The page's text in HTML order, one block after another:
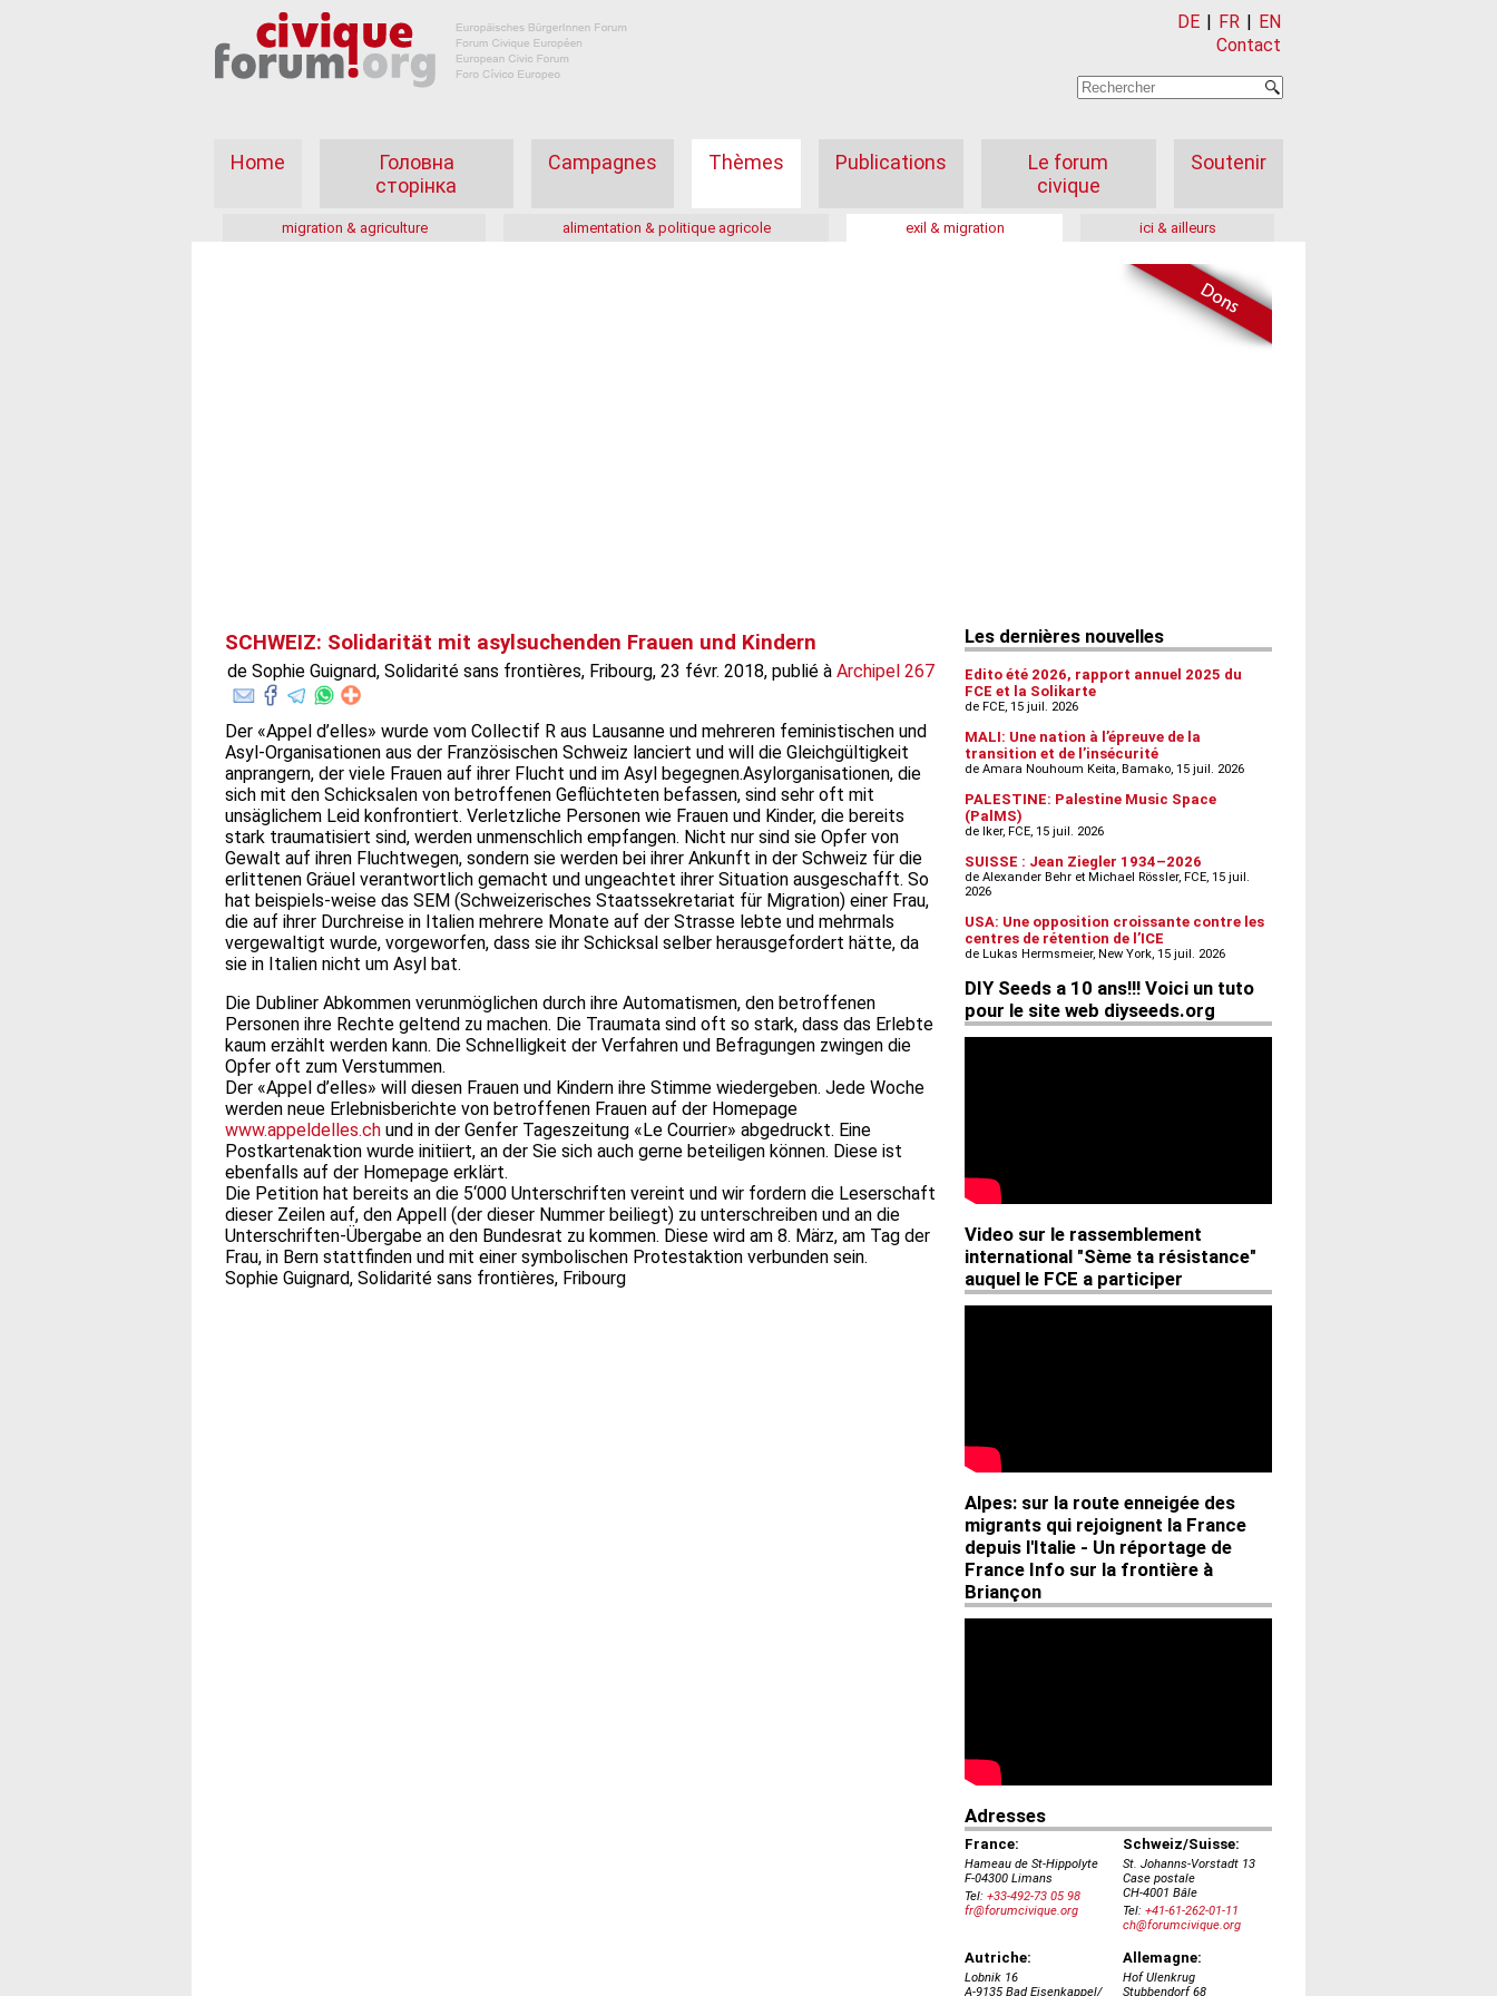
DE | FR | EN
Contact
Home
Головна
сторінка
Campagnes Thèmes Publications
Le forum
civique
Soutenir
migration & agriculture alimentation & politique agricole exil & migration ici & ailleurs
SCHWEIZ: Solidarität mit asylsuchenden Frauen und Kindern
de Sophie Guignard, Solidarité sans frontières, Fribourg, 23 févr. 2018, publié à Archipel 267
Der «Appel d’elles» wurde vom Collectif R aus Lausanne und mehreren feministischen und
Asyl-Organisationen aus der Französischen Schweiz lanciert und will die Gleichgültigkeit
anprangern, der viele Frauen auf ihrer Flucht und im Asyl begegnen.Asylorganisationen, die
sich mit den Schicksalen von betroffenen Geflüchteten befassen, sind sehr oft mit
unsäglichem Leid konfrontiert. Verletzliche Personen wie Frauen und Kinder, die bereits
stark traumatisiert sind, werden unmenschlich empfangen. Nicht nur sind sie Opfer von
Gewalt auf ihren Fluchtwegen, sondern sie werden bei ihrer Ankunft in der Schweiz für die
erlittenen Gräuel verantwortlich gemacht und ungeachtet ihrer Situation ausgeschafft. So
hat beispiels-weise das SEM (Schweizerisches Staatssekretariat für Migration) einer Frau,
die auf ihrer Durchreise in Italien mehrere Monate auf der Strasse lebte und mehrmals
vergewaltigt wurde, vorgeworfen, dass sie ihr Schicksal selber herausgefordert hätte, da
sie in Italien nicht um Asyl bat.
Die Dubliner Abkommen verunmöglichen durch ihre Automatismen, den betroffenen
Personen ihre Rechte geltend zu machen. Die Traumata sind oft so stark, dass das Erlebte
kaum erzählt werden kann. Die Schnelligkeit der Verfahren und Befragungen zwingen die
Opfer oft zum Verstummen.
Der «Appel d’elles» will diesen Frauen und Kindern ihre Stimme wiedergeben. Jede Woche
werden neue Erlebnisberichte von betroffenen Frauen auf der Homepage
www.appeldelles.ch und in der Genfer Tageszeitung «Le Courrier» abgedruckt. Eine
Postkartenaktion wurde initiiert, an der Sie sich auch gerne beteiligen können. Diese ist
ebenfalls auf der Homepage erklärt.
Die Petition hat bereits an die 5‘000 Unterschriften vereint und wir fordern die Leserschaft
dieser Zeilen auf, den Appell (der dieser Nummer beiliegt) zu unterschreiben und an die
Unterschriften-Übergabe an den Bundesrat zu kommen. Diese wird am 8. März, am Tag der
Frau, in Bern stattfinden und mit einer symbolischen Protestaktion verbunden sein.
Sophie Guignard, Solidarité sans frontières, Fribourg